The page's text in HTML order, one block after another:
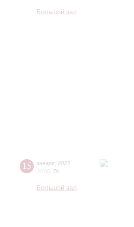
Большой зал
15 января 2023
20:00 Вс
Большой зал